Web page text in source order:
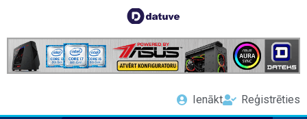
Ienākt Reģistrēties